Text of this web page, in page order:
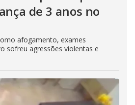
de 3 anos no
afogamento, exames
sofreu agressões violentas e